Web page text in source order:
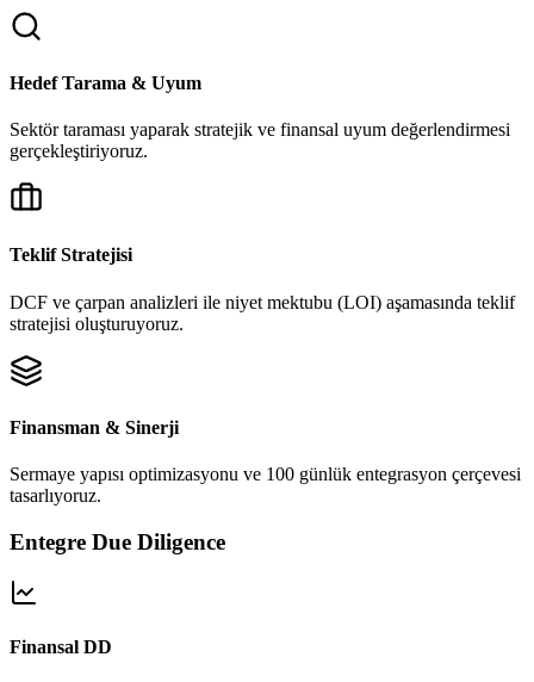
Hedef Tarama & Uyum
Sektör taraması yaparak stratejik ve finansal uyum değerlendirmesi
gerçekleştiriyoruz.
Teklif Stratejisi
DCF ve çarpan analizleri ile niyet mektubu (LOI) aşamasında teklif
stratejisi oluşturuyoruz.
Finansman & Sinerji
Sermaye yapısı optimizasyonu ve 100 günlük entegrasyon çerçevesi
tasarlıyoruz.
Entegre Due Diligence
Finansal DD